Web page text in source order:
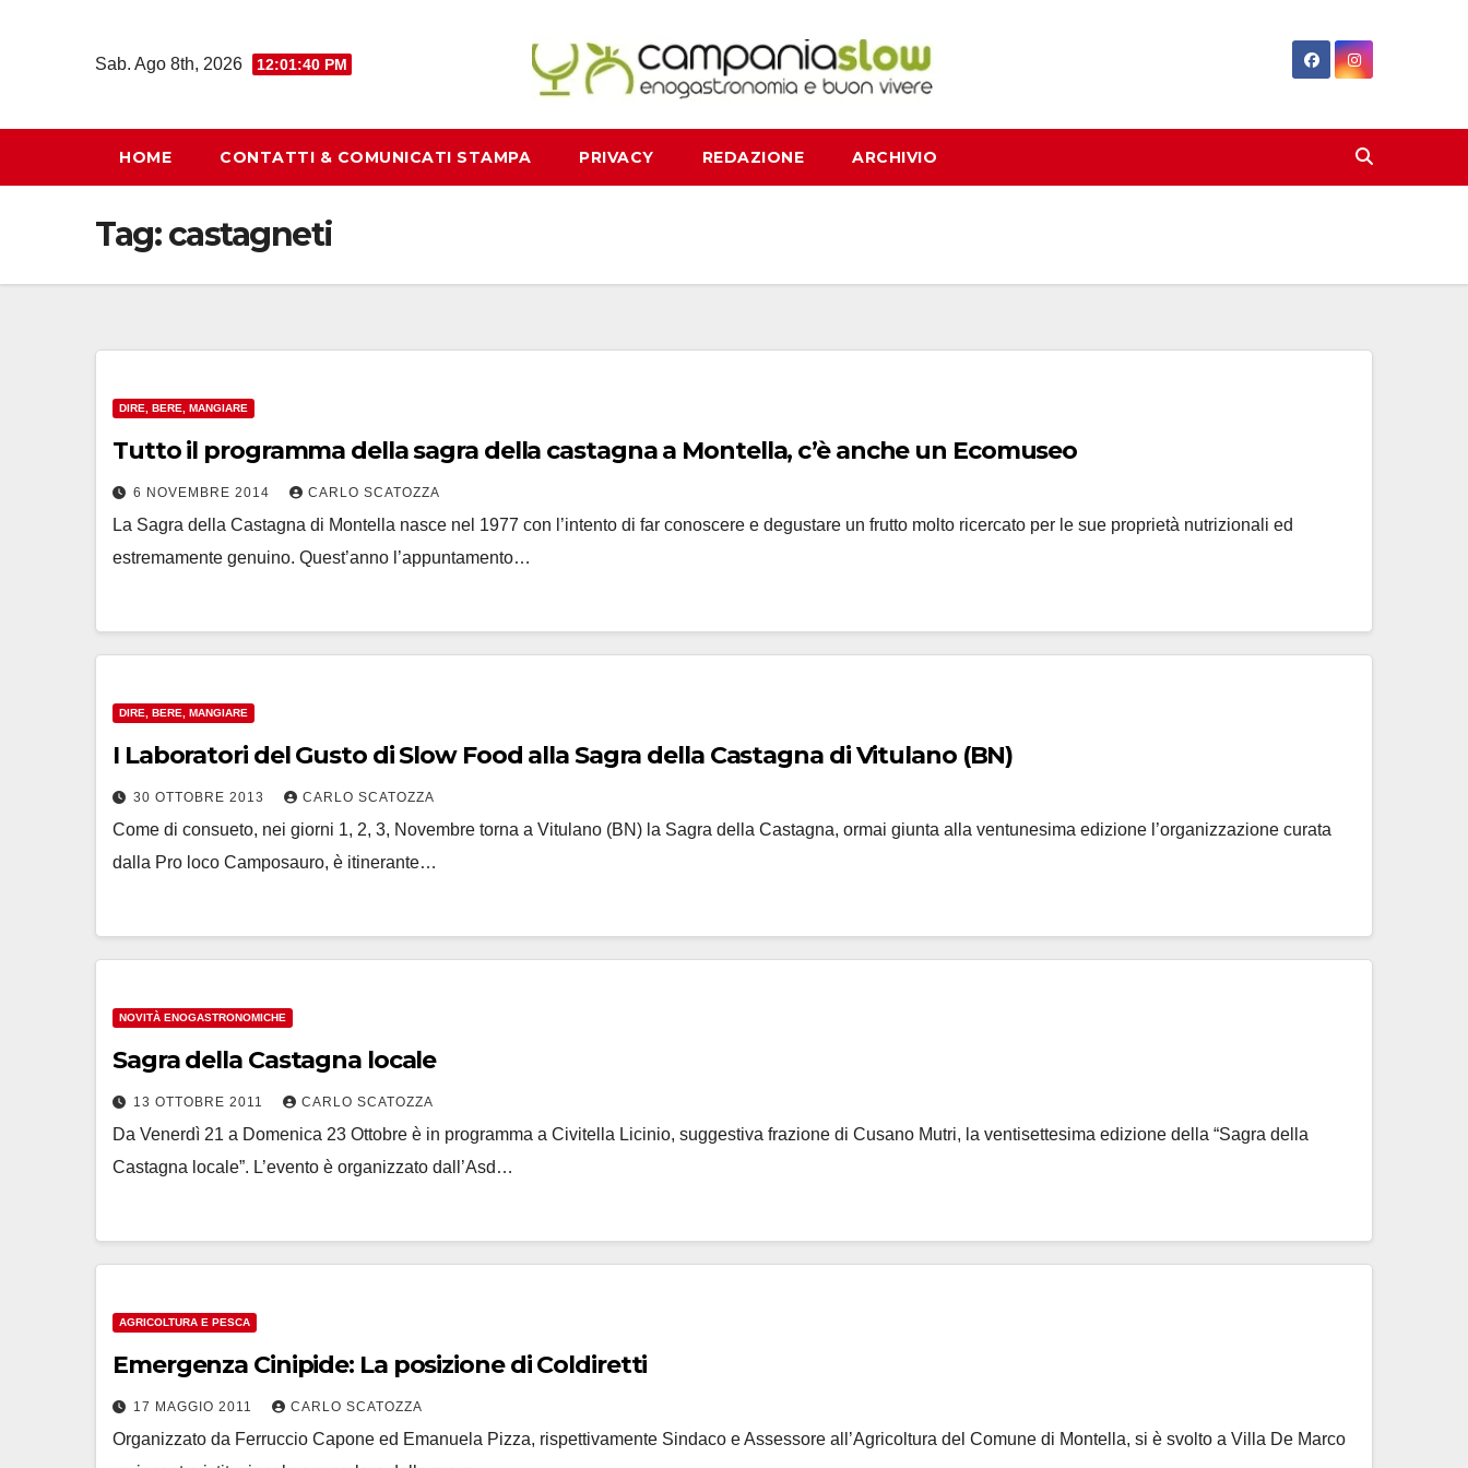
Sab. Ago 8th, 2026 12:01:41 PM
HOME CONTATTI & COMUNICATI STAMPA PRIVACY REDAZIONE ARCHIVIO
Tag:castagneti
DIRE, BERE, MANGIARE
Tutto il programma della sagra della castagna a Montella, c’è anche un Ecomuseo
6 NOVEMBRE 2014 CARLO SCATOZZA
La Sagra della Castagna di Montella nasce nel 1977 con l’intento di far conoscere e degustare un frutto molto ricercato per le sue proprietà nutrizionali ed
estremamente genuino. Quest’anno l’appuntamento…
DIRE, BERE, MANGIARE
I Laboratori del Gusto di Slow Food alla Sagra della Castagna di Vitulano (BN)
30 OTTOBRE 2013 CARLO SCATOZZA
Come di consueto, nei giorni 1, 2, 3, Novembre torna a Vitulano (BN) la Sagra della Castagna, ormai giunta alla ventunesima edizione l’organizzazione curata
dalla Pro loco Camposauro, è itinerante…
NOVITÀ ENOGASTRONOMICHE
Sagra della Castagna locale
13 OTTOBRE 2011 CARLO SCATOZZA
Da Venerdì 21 a Domenica 23 Ottobre è in programma a Civitella Licinio, suggestiva frazione di Cusano Mutri, la ventisettesima edizione della “Sagra della
Castagna locale”. L’evento è organizzato dall’Asd…
AGRICOLTURA E PESCA
Emergenza Cinipide: La posizione di Coldiretti
17 MAGGIO 2011 CARLO SCATOZZA
Organizzato da Ferruccio Capone ed Emanuela Pizza, rispettivamente Sindaco e Assessore all’Agricoltura del Comune di Montella, si è svolto a Villa De Marco